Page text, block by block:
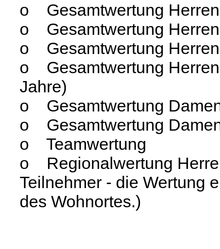
o Gesamtwertung
o Gesamtwertung
o Gesamtwertung
o Gesamtwertung
Jahre)
o Gesamtwertung
o Gesamtwertung
o Teamwertung
o Regionalwertung
Teilnehmer - die Wertung
des Wohnortes.)